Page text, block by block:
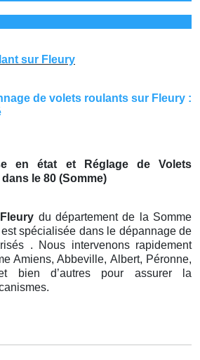
sur Fleury
de volets roulants sur Fleury :
en état et Réglage de Volets
le 80 (Somme)
du département de la Somme
spécialisée dans le dépannage de
. Nous intervenons rapidement
Amiens, Abbeville, Albert, Péronne,
et bien d’autres pour assurer la